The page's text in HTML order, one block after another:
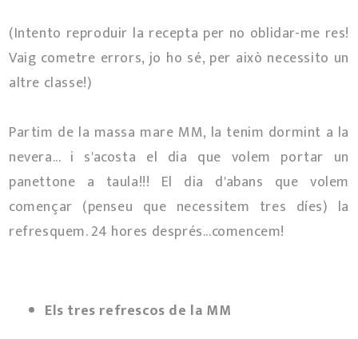
(Intento reproduir la recepta per no oblidar-me res!
Vaig cometre errors, jo ho sé, per això necessito un
altre classe!)
Partim de la massa mare MM, la tenim dormint a la
nevera... i s'acosta el dia que volem portar un
panettone a taula!!! El dia d'abans que volem
començar (penseu que necessitem tres díes) la
refresquem. 24 hores després...comencem!
Els tres refrescos de la MM